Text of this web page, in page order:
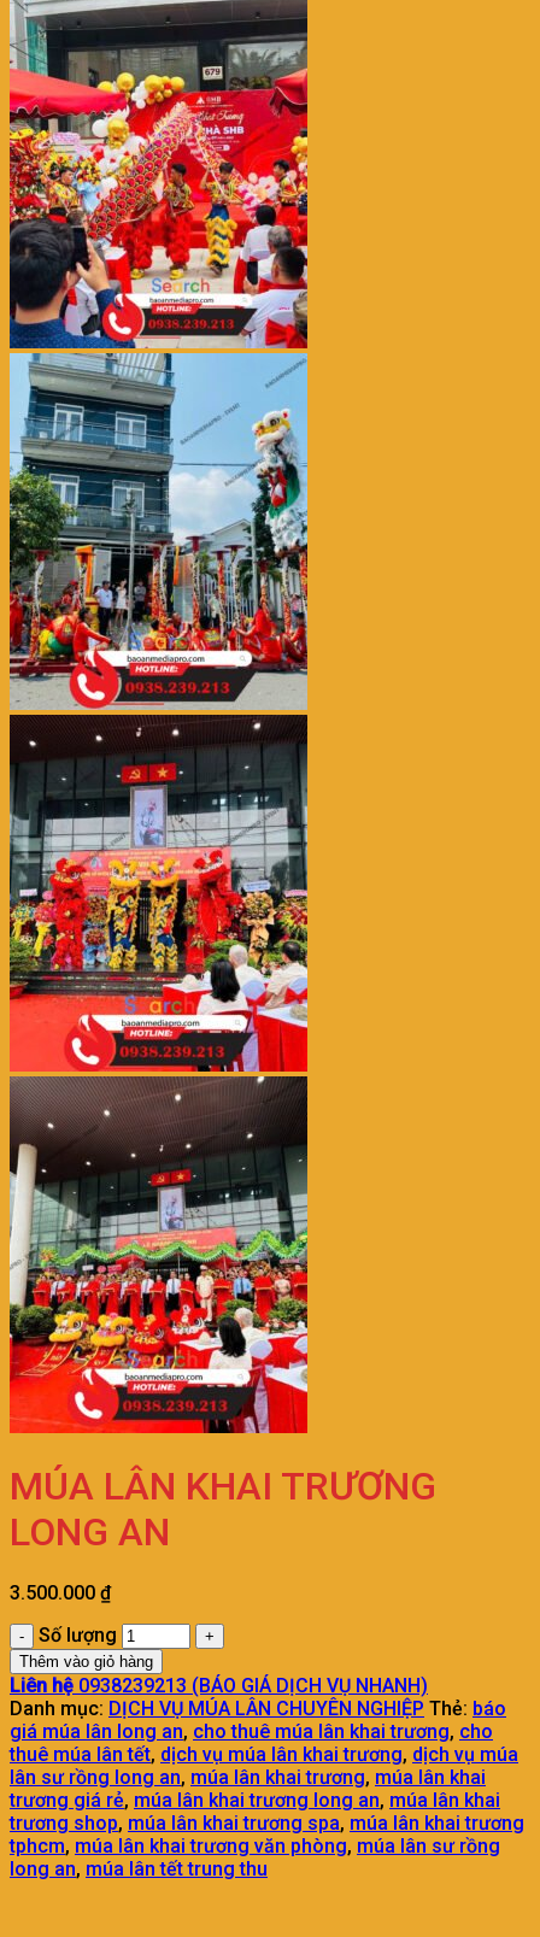
MÚA LÂN KHAI TRƯƠNG
LONG AN
3.500.000 ₫
Số lượng
Thêm vào giỏ hàng
Liên hệ 0938239213 (BÁO GIÁ DỊCH VỤ NHANH)
Danh mục: DỊCH VỤ MÚA LÂN CHUYÊN NGHIỆP Thẻ: báo
giá múa lân long an, cho thuê múa lân khai trương, cho
thuê múa lân tết, dịch vụ múa lân khai trương, dịch vụ múa
lân sư rồng long an, múa lân khai trương, múa lân khai
trương giá rẻ, múa lân khai trương long an, múa lân khai
trương shop, múa lân khai trương spa, múa lân khai trương
tphcm, múa lân khai trương văn phòng, múa lân sư rồng
long an, múa lân tết trung thu